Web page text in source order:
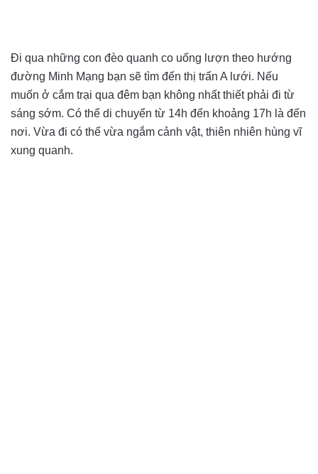
Đi qua những con đèo quanh co uống lượn theo hướng
đường Minh Mạng bạn sẽ tìm đến thị trấn A lưới. Nếu
muốn ở cắm trại qua đêm bạn không nhất thiết phải đi từ
sáng sớm. Có thể di chuyển từ 14h đến khoảng 17h là đến
nơi. Vừa đi có thể vừa ngắm cảnh vật, thiên nhiên hùng vĩ
xung quanh.